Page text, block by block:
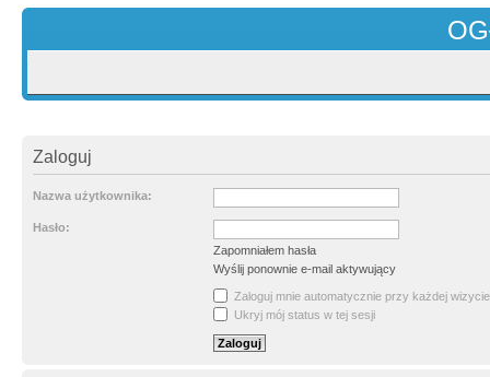
Zaloguj
Nazwa użytkownika:
Hasło:
Zapomniałem hasła
Wyślij ponownie e-mail aktywujący
Zaloguj mnie automatycznie przy każdej wizycie
Ukryj mój status w tej sesji